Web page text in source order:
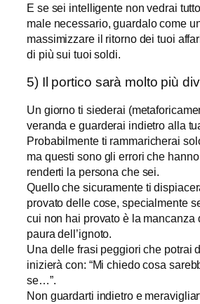
E se sei intelligente non vedrai
male necessario, guardalo come
massimizzare il ritorno dei tuoi
di più sui tuoi soldi.
5) Il portico sarà molto più
Un giorno ti siederai
veranda e guarderai indietro alla
Probabilmente ti rammaricherai
ma questi sono gli errori che
renderti la persona che sei.
Quello che sicuramente ti
provato delle cose, specialmente
cui non hai provato è la mancanza
paura dell’ignoto.
Una delle frasi peggiori che potrai
inizierà con: “Mi chiedo cosa
se…”.
Non guardarti indietro e